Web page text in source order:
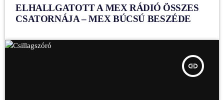
ELHALLGATOTT A MEX RÁDIÓ ÖSSZES
CSATORNÁJA – MEX BÚCSÚ BESZÉDE
insert_link